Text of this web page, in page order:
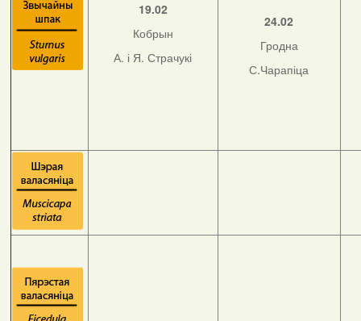
19.02
Кобрын
А. і Я. Страчукі
24.02
Гродна
С.Чарапіца